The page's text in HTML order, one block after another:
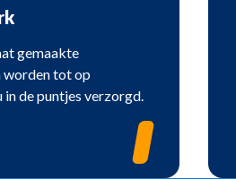
gemaakte
worden tot op
in de puntjes verzorgd.